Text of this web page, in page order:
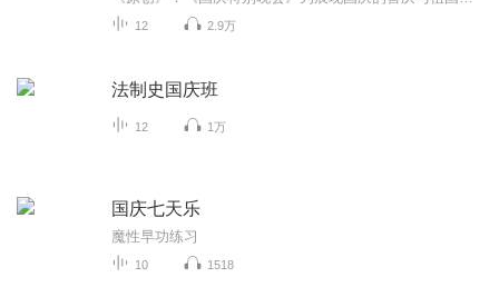
12 2.9万
法制史国庆班
12 1万
国庆七天乐
魔性早功练习
10 1518